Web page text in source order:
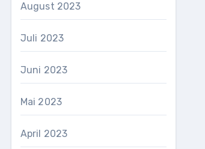
August 2023
Juli 2023
Juni 2023
Mai 2023
April 2023